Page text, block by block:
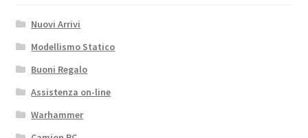
Nuovi Arrivi
Modellismo Statico
Buoni Regalo
Assistenza on-line
Warhammer